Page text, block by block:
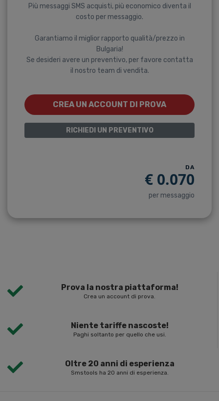
Più messaggi SMS acquisti, più economico diventa il
costo per messaggio.
Garantiamo il miglior rapporto qualità/prezzo in
Bulgaria!
Se desideri avere un preventivo, per favore contatta
il nostro team di vendita.
CREA UN ACCOUNT DI PROVA
RICHIEDI UN PREVENTIVO
DA
€ 0.070
per messaggio
Prova la nostra piattaforma!
Crea un account di prova.
Niente tariffe nascoste!
Paghi soltanto per quello che usi.
Oltre 20 anni di esperienza
Smstools ha 20 anni di esperienza.